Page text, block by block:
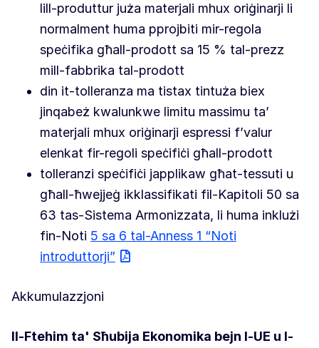
lill-produttur juża materjali mhux oriġinarji li
normalment huma pprojbiti mir-regola
speċifika għall-prodott sa 15 % tal-prezz
mill-fabbrika tal-prodott
din it-tolleranza ma tistax tintuża biex
jinqabeż kwalunkwe limitu massimu ta’
materjali mhux oriġinarji espressi f’valur
elenkat fir-regoli speċifiċi għall-prodott
tolleranzi speċifiċi japplikaw għat-tessuti u
għall-ħwejjeġ ikklassifikati fil-Kapitoli 50 sa
63 tas-Sistema Armonizzata, li huma inklużi
fin-Noti 5 sa 6 tal-Anness 1 “Noti
introduttorji”
Akkumulazzjoni
Il-Ftehim ta' Sħubija Ekonomika bejn l-UE u l-